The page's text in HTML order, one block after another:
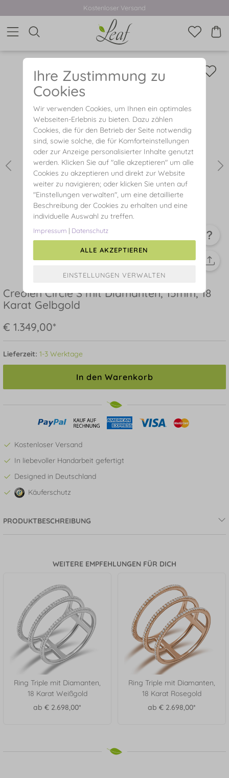
Kostenloser Versand
Creolen Circle S mit Diamanten, 15mm, 18
Karat Gelbgold
€ 1.349,00*
Lieferzeit: 1-3 Werktage
In den Warenkorb
Kostenloser Versand
In liebevoller Handarbeit gefertigt
Designed in Deutschland
Käuferschutz
PRODUKTBESCHREIBUNG
WEITERE EMPFEHLUNGEN FÜR DICH
Ring Triple mit Diamanten,
18 Karat Weißgold
ab € 2.698,00*
Ring Triple mit Diamanten,
18 Karat Rosegold
ab € 2.698,00*
Ihre Zustimmung zu
Cookies
Wir verwenden Cookies, um Ihnen ein optimales
Webseiten-Erlebnis zu bieten. Dazu zählen
Cookies, die für den Betrieb der Seite notwendig
sind, sowie solche, die für Komforteinstellungen
oder zur Anzeige personalisierter Inhalte genutzt
werden. Klicken Sie auf "alle akzeptieren" um alle
Cookies zu akzeptieren und direkt zur Website
weiter zu navigieren; oder klicken Sie unten auf
"Einstellungen verwalten", um eine detaillierte
Beschreibung der Cookies zu erhalten und eine
individuelle Auswahl zu treffen.
Impressum | Datenschutz
ALLE AKZEPTIEREN